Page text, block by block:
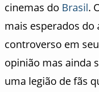
cinemas do Brasil.
mais esperados
controverso em
opinião mas ainda
uma legião de fãs